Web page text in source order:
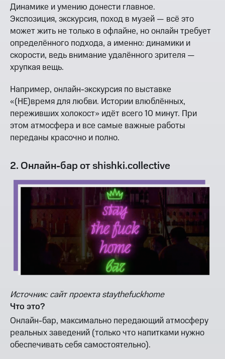
Динамике и умению донести главное.
Экспозиция, экскурсия, поход в музей — всё это
может жить не только в офлайне, но онлайн требует
определённого подхода, а именно: динамики и
скорости, ведь внимание удалённого зрителя —
хрупкая вещь.
Например, онлайн-экскурсия по выставке
«(НЕ)время для любви. Истории влюблённых,
переживших холокост» идёт всего 10 минут. При
этом атмосфера и все самые важные работы
переданы красочно и полно.
2. Онлайн-бар от shishki.collective
Источник: сайт проекта staythefuckhome
Что это?
Онлайн-бар, максимально передающий атмосферу
реальных заведений (только что напитками нужно
обеспечивать себя самостоятельно).